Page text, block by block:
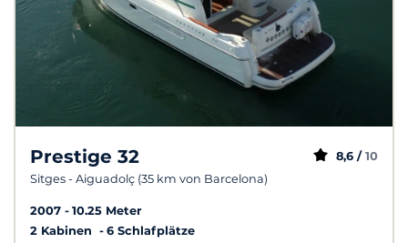
Prestige 32
Sitges - Aiguadolç (35 km von Barcelona)
8,6 / 10
2007
10.25 Meter
2 Kabinen
6 Schlafplätze